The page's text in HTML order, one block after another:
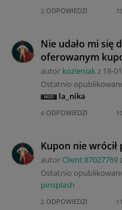
2 ODPOWIEDZI
Nie udało mi się
oferowanym
autor kozieniakz ‎18-
Ostatnio
la_nika
4 ODPOWIEDZI
Kupon nie
autor Client:87027769
Ostatnio
pinsplash
2 ODPOWIEDZI